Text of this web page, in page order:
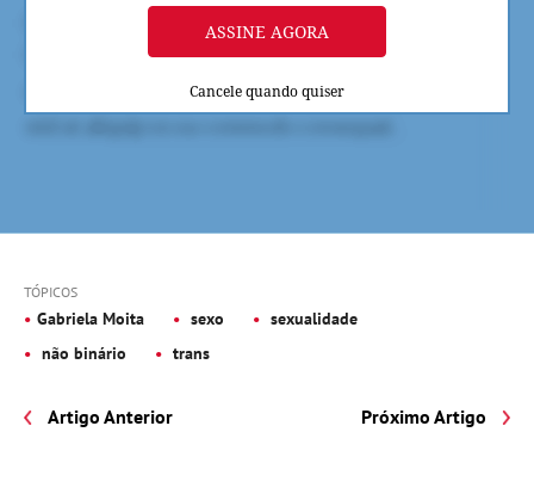
ASSINE AGORA
Cancele quando quiser
TÓPICOS
Gabriela Moita sexo
sexualidade
não binário
trans
Artigo Anterior Próximo Artigo